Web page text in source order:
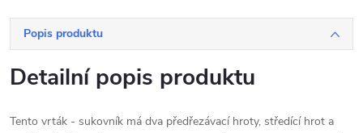
Popis produktu
Detailní popis produktu
Tento vrták - sukovník má dva předřezávací hroty, středící hrot a